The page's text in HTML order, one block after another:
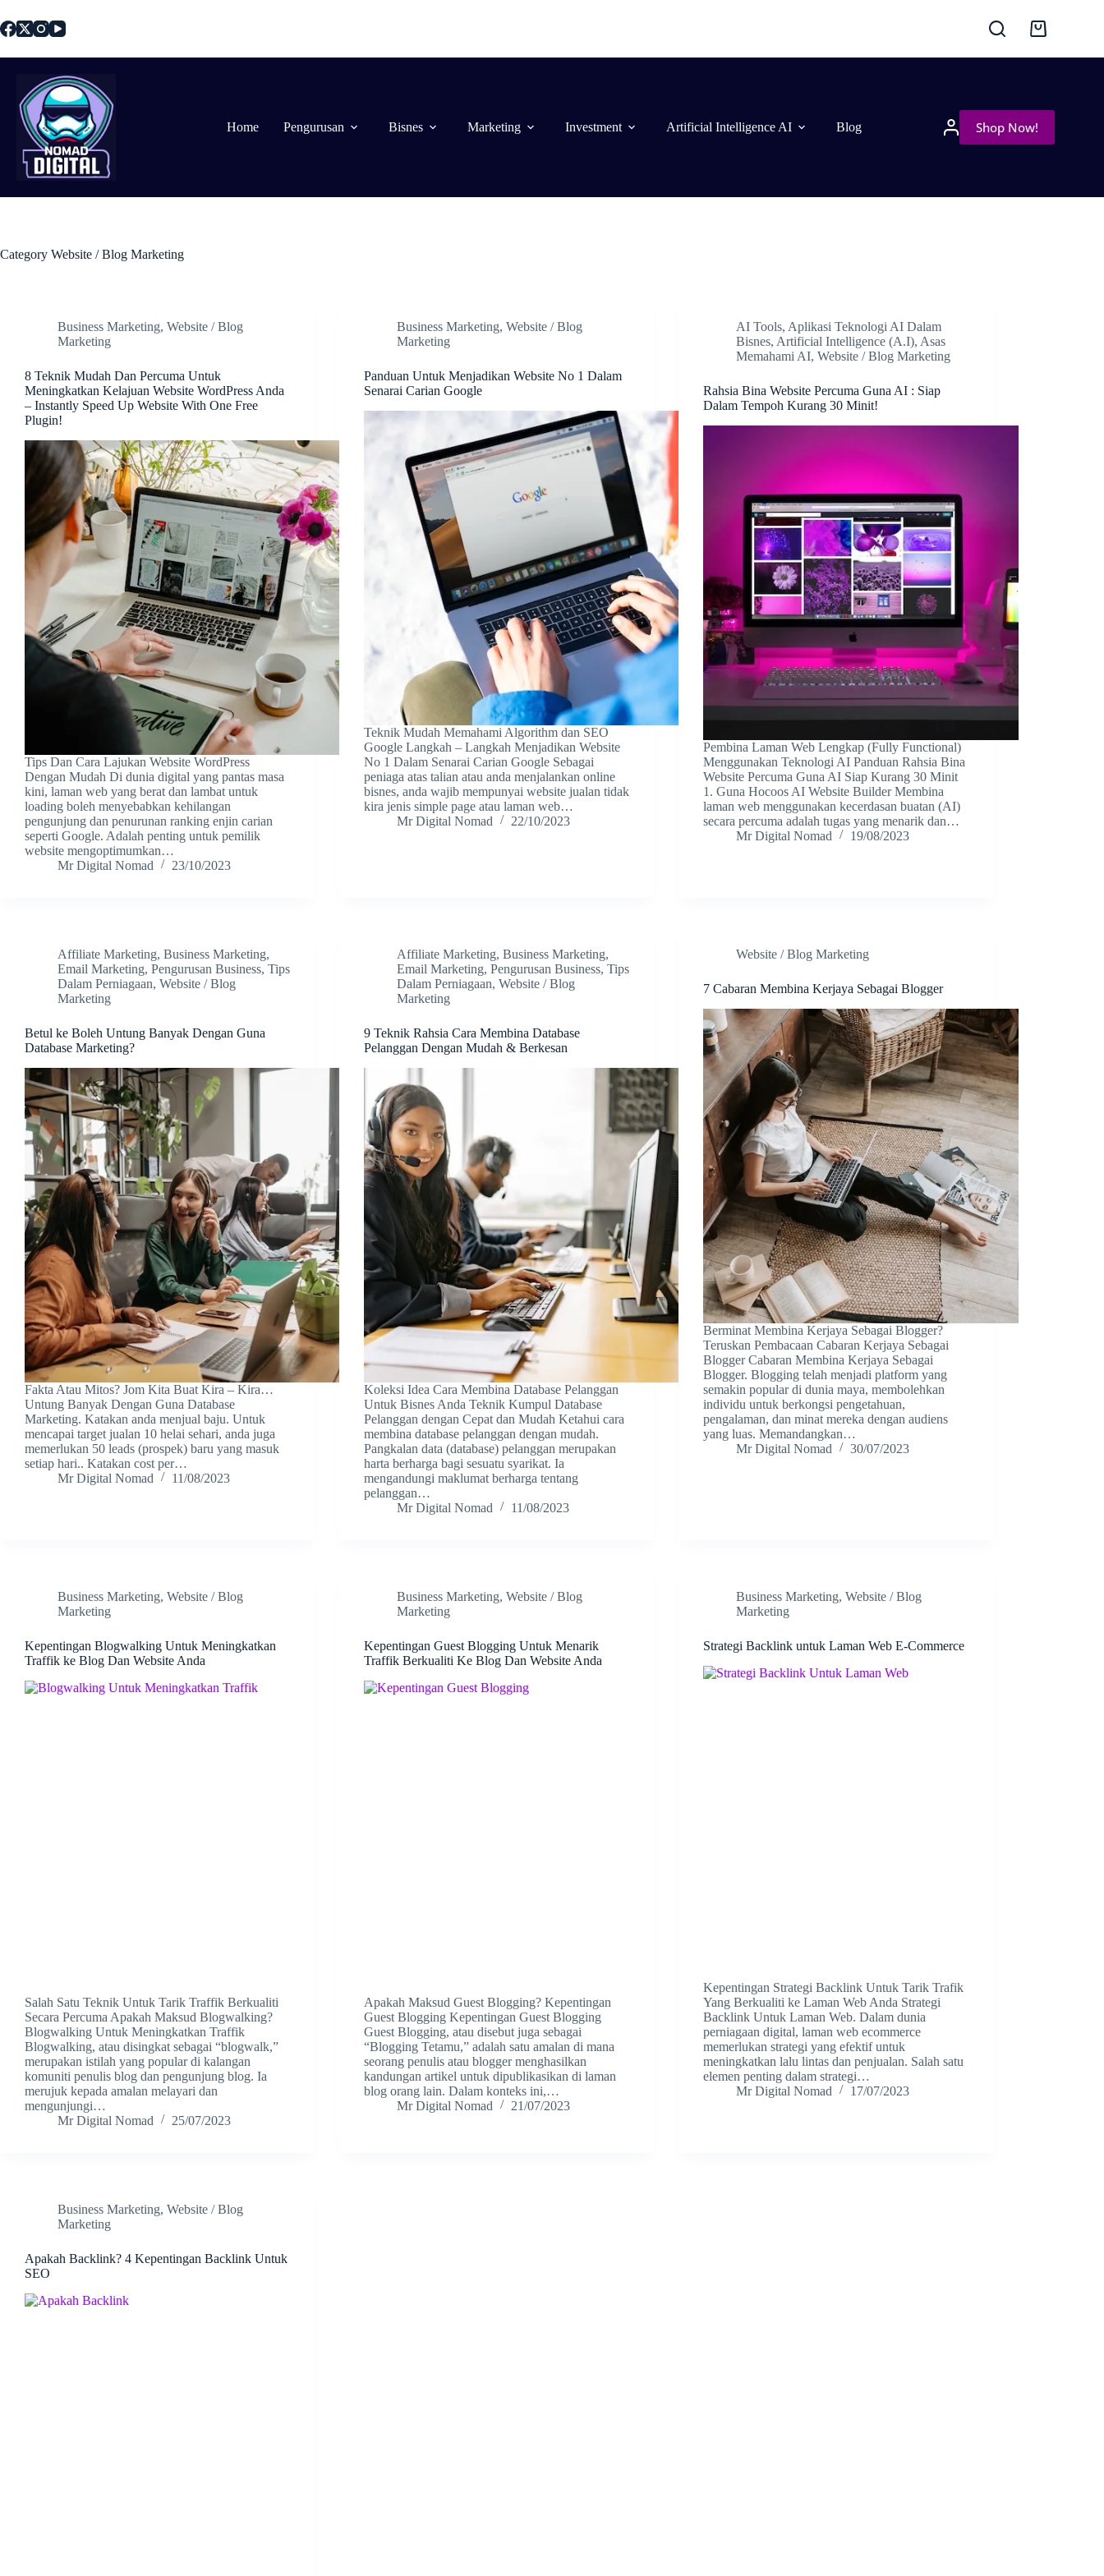
Home Pengurusan Bisnes Marketing Investment Artificial Intelligence AI Blog Shop Now!
Category Website / Blog Marketing
Business Marketing, Website / Blog
Marketing
8 Teknik Mudah Dan Percuma Untuk
Meningkatkan Kelajuan Website WordPress Anda
– Instantly Speed Up Website With One Free
Plugin!
Tips Dan Cara Lajukan Website WordPress
Dengan Mudah Di dunia digital yang pantas masa
kini, laman web yang berat dan lambat untuk
loading boleh menyebabkan kehilangan
pengunjung dan penurunan ranking enjin carian
seperti Google. Adalah penting untuk pemilik
website mengoptimumkan…
Mr Digital Nomad
23/10/2023
Business Marketing,Website / Blog
Marketing
Panduan Untuk Menjadikan Website No 1 Dalam
Senarai Carian Google
Teknik Mudah Memahami Algorithm dan SEO
Google Langkah – Langkah Menjadikan Website
No 1 Dalam Senarai Carian Google Sebagai
peniaga atas talian atau anda menjalankan online
bisnes, anda wajib mempunyai website jualan tidak
kira jenis simple page atau laman web…
Mr Digital Nomad
22/10/2023
AI Tools, Aplikasi Teknologi AI Dalam
Bisnes, Artificial Intelligence (A.I), Asas
Memahami AI,Website / Blog Marketing
Rahsia Bina Website Percuma Guna AI : Siap
Dalam Tempoh Kurang 30 Minit!
Pembina Laman Web Lengkap (Fully Functional)
Menggunakan Teknologi AI Panduan Rahsia Bina
Website Percuma Guna AI Siap Kurang 30 Minit
1. Guna Hocoos AI Website Builder Membina
laman web menggunakan kecerdasan buatan (AI)
secara percuma adalah tugas yang menarik dan…
Mr Digital Nomad
19/08/2023
Affiliate Marketing, Business Marketing,
Email Marketing, Pengurusan Business, Tips
Dalam Perniagaan, Website / Blog
Marketing
Betul ke Boleh Untung Banyak Dengan Guna
Database Marketing?
Fakta Atau Mitos? Jom Kita Buat Kira – Kira…
Untung Banyak Dengan Guna Database
Marketing. Katakan anda menjual baju. Untuk
mencapai target jualan 10 helai sehari, anda juga
memerlukan 50 leads (prospek) baru yang masuk
setiap hari.. Katakan cost per…
Mr Digital Nomad
11/08/2023
Affiliate Marketing,Business Marketing,
Email Marketing,Pengurusan Business,Tips
Dalam Perniagaan,Website / Blog
Marketing
9 Teknik Rahsia Cara Membina Database
Pelanggan Dengan Mudah & Berkesan
Koleksi Idea Cara Membina Database Pelanggan
Untuk Bisnes Anda Teknik Kumpul Database
Pelanggan dengan Cepat dan Mudah Ketahui cara
membina database pelanggan dengan mudah.
Pangkalan data (database) pelanggan merupakan
harta berharga bagi sesuatu syarikat. Ia
mengandungi maklumat berharga tentang
pelanggan…
Mr Digital Nomad
11/08/2023
Website / Blog Marketing
7 Cabaran Membina Kerjaya Sebagai Blogger
Berminat Membina Kerjaya Sebagai Blogger?
Teruskan Pembacaan Cabaran Kerjaya Sebagai
Blogger Cabaran Membina Kerjaya Sebagai
Blogger. Blogging telah menjadi platform yang
semakin popular di dunia maya, membolehkan
individu untuk berkongsi pengetahuan,
pengalaman, dan minat mereka dengan audiens
yang luas. Memandangkan…
Mr Digital Nomad
30/07/2023
Business Marketing, Website / Blog
Marketing
Kepentingan Blogwalking Untuk Meningkatkan
Traffik ke Blog Dan Website Anda
Salah Satu Teknik Untuk Tarik Traffik Berkualiti
Secara Percuma Apakah Maksud Blogwalking?
Blogwalking Untuk Meningkatkan Traffik
Blogwalking, atau disingkat sebagai “blogwalk,”
merupakan istilah yang popular di kalangan
komuniti penulis blog dan pengunjung blog. Ia
merujuk kepada amalan melayari dan
mengunjungi…
Mr Digital Nomad
25/07/2023
Business Marketing,Website / Blog
Marketing
Kepentingan Guest Blogging Untuk Menarik
Traffik Berkualiti Ke Blog Dan Website Anda
Apakah Maksud Guest Blogging? Kepentingan
Guest Blogging Kepentingan Guest Blogging
Guest Blogging, atau disebut juga sebagai
“Blogging Tetamu,” adalah satu amalan di mana
seorang penulis atau blogger menghasilkan
kandungan artikel untuk dipublikasikan di laman
blog orang lain. Dalam konteks ini,…
Mr Digital Nomad
21/07/2023
Business Marketing,Website / Blog
Marketing
Strategi Backlink untuk Laman Web E-Commerce
Kepentingan Strategi Backlink Untuk Tarik Trafik
Yang Berkualiti ke Laman Web Anda Strategi
Backlink Untuk Laman Web. Dalam dunia
perniagaan digital, laman web ecommerce
memerlukan strategi yang efektif untuk
meningkatkan lalu lintas dan penjualan. Salah satu
elemen penting dalam strategi…
Mr Digital Nomad
17/07/2023
Business Marketing, Website / Blog
Marketing
Apakah Backlink? 4 Kepentingan Backlink Untuk
SEO